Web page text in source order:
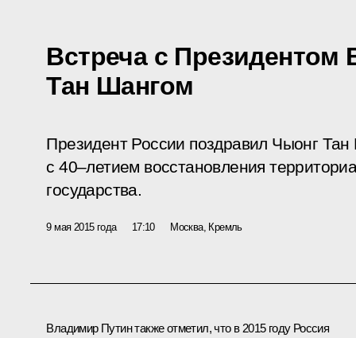
Встреча с Президентом
Тан Шангом
Президент России поздравил Чыонг
с 40–летием восстановления
государства.
9 мая 2015 года 17:10 Москва, Кремль
Владимир Путин также отметил, что в 2015 году Россия